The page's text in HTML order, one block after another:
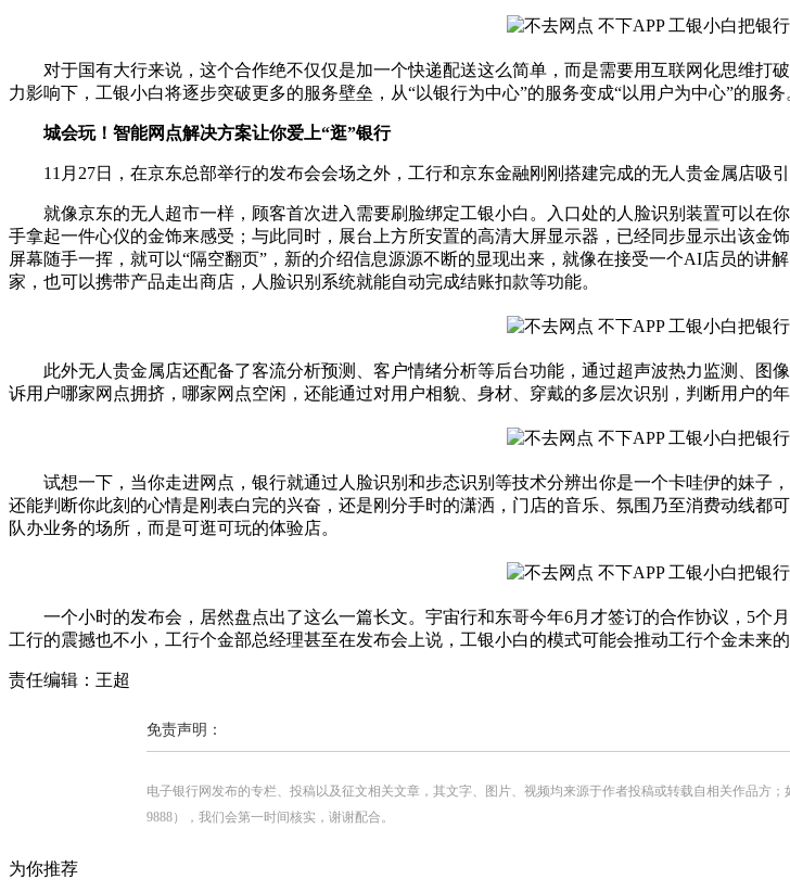
对于国有大行来说，这个合作绝不仅仅是加一个快递配送这么简单，而是需要用互联网化思维打
力影响下，工银小白将逐步突破更多的服务壁垒，从“以银行为中心”的服务变成“以用户为中心”的服务
城会玩！智能网点解决方案让你爱上“逛”银行
11月27日，在京东总部举行的发布会会场之外，工行和京东金融刚刚搭建完成的无人贵金属店吸
就像京东的无人超市一样，顾客首次进入需要刷脸绑定工银小白。入口处的人脸识别装置可以在
手拿起一件心仪的金饰来感受；与此同时，展台上方所安置的高清大屏显示器，已经同步显示出该
屏幕随手一挥，就可以“隔空翻页”，新的介绍信息源源不断的显现出来，就像在接受一个AI店员的讲
家，也可以携带产品走出商店，人脸识别系统就能自动完成结账扣款等功能。
此外无人贵金属店还配备了客流分析预测、客户情绪分析等后台功能，通过超声波热力监测、图
诉用户哪家网点拥挤，哪家网点空闲，还能通过对用户相貌、身材、穿戴的多层次识别，判断用户的
试想一下，当你走进网点，银行就通过人脸识别和步态识别等技术分辨出你是一个卡哇伊的妹子
还能判断你此刻的心情是刚表白完的兴奋，还是刚分手时的潇洒，门店的音乐、氛围乃至消费动线
队办业务的场所，而是可逛可玩的体验店。
一个小时的发布会，居然盘点出了这么一篇长文。宇宙行和东哥今年6月才签订的合作协议，5个
工行的震撼也不小，工行个金部总经理甚至在发布会上说，工银小白的模式可能会推动工行个金未来
责任编辑：王超
免责声明：
电子银行网发布的专栏、投稿以及征文相关文章，其文字、图片、视频均来源于作者投稿或转载自相关作品方
9888），我们会第一时间核实，谢谢配合。
为你推荐